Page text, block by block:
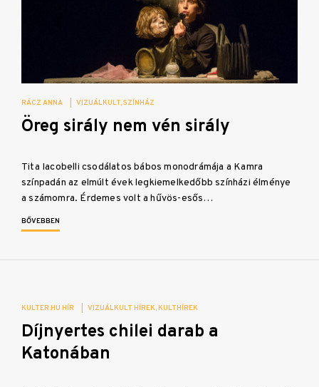
RÁCZ ANNA VIZUÁLKULT SZÍNHÁZ
Öreg sirály nem vén sirály
Tita Iacobelli csodálatos bábos monodrámája a Kamra
színpadán az elmúlt évek legkiemelkedőbb színházi élménye
a számomra. Érdemes volt a hűvös-esős…
BŐVEBBEN
KULTER.HU HÍR VIZUÁLKULT HÍREK KULTHÍREK
Díjnyertes chilei darab a
Katonában